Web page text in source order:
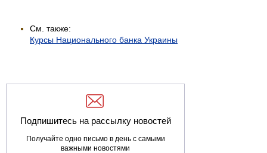
См. также:
Курсы Национального банка Украины
Подпишитесь на рассылку новостей
Получайте одно письмо в день с самыми
важными новостями